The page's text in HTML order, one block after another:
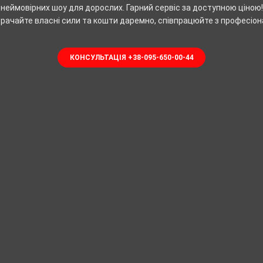
неймовірних шоу для дорослих. Гарний сервіс за доступною ціною!
власні сили та кошти даремно, співпрацюйте з
КОНСУЛЬТАЦІЯ +38-095-650-00-44